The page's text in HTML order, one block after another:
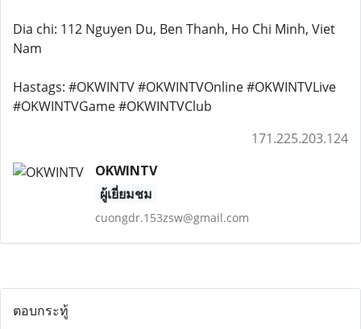
Dia chi: 112 Nguyen Du, Ben Thanh, Ho Chi Minh, Viet
Nam
Hastags: #OKWINTV #OKWINTVOnline #OKWINTVLive
#OKWINTVGame #OKWINTVClub
171.225.203.124
OKWINTV
ผู้เยี่ยมชม
cuongdr.153zsw@gmail.com
ตอบกระทู้